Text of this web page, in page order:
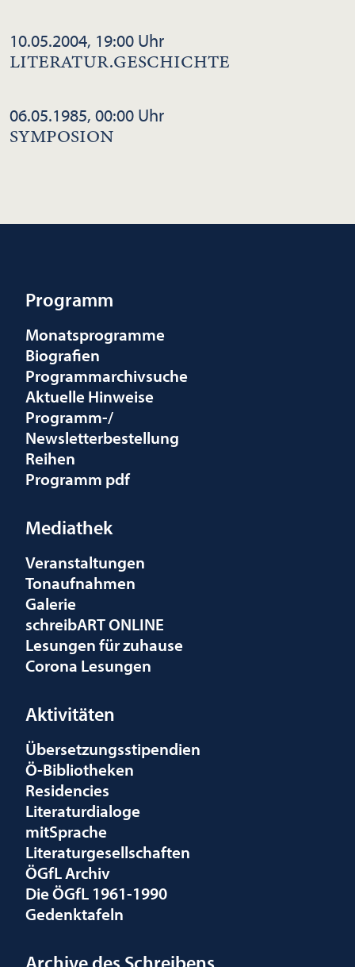
10.05.2004, 19:00 Uhr
LITERATUR.GESCHICHTE
06.05.1985, 00:00 Uhr
SYMPOSION
Programm
Monatsprogramme
Biografien
Programmarchivsuche
Aktuelle Hinweise
Programm-/
Newsletterbestellung
Reihen
Programm pdf
Mediathek
Veranstaltungen
Tonaufnahmen
Galerie
schreibART ONLINE
Lesungen für zuhause
Corona Lesungen
Aktivitäten
Übersetzungsstipendien
Ö-Bibliotheken
Residencies
Literaturdialoge
mitSprache
Literaturgesellschaften
ÖGfL Archiv
Die ÖGfL 1961-1990
Gedenktafeln
Archive des Schreibens